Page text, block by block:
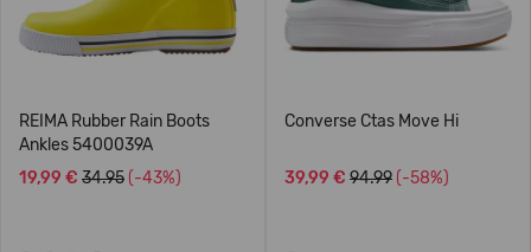
REIMA Rubber Rain Boots
Ankles 5400039A
19,99 € 34.95 (-43%)
Converse Ctas Move Hi
39,99 € 94.99 (-58%)